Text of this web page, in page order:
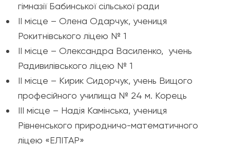
гімназії Бабинської сільської ради
ІІ місце – Олена Одарчук, учениця
Рокитнівського ліцею № 1
ІІ місце – Олександра Василенко, учень
Радивилівського ліцею № 1
ІІ місце – Кирик Сидорчук, учень Вищого
професійного училища № 24 м. Корець
ІІІ місце – Надія Камінська, учениця
Рівненського природничо-математичного
ліцею «ЕЛІТАР»